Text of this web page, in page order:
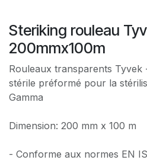
Steriking rouleau
200mmx100m
Rouleaux transparents Tyvek
stérile préformé pour la
Gamma
Dimension: 200 mm x 100 m
- Conforme aux normes EN